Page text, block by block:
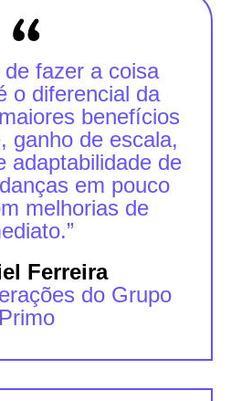
de fazer a coisa
o diferencial da
benefícios
ganho de escala,
adaptabilidade de
em pouco
melhorias de
Ferreira
do Grupo
Primo